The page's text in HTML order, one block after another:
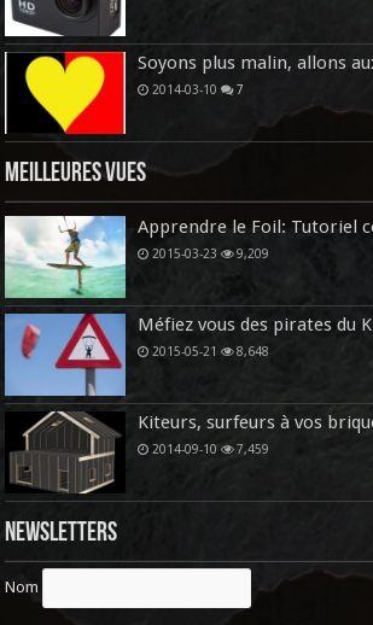
Soyons plus malin, allons
2014-03-10 7
Meilleures vues
Apprendre le Foil: Tutoriel
2015-03-23 9,209
Méfiez vous des pirates du
2015-05-21 8,648
Kiteurs, surfeurs à vos
2014-09-10 7,459
Newsletters
Nom